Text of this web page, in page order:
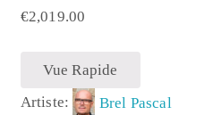
€2,019.00
Vue Rapide
Artiste:
Brel Pascal